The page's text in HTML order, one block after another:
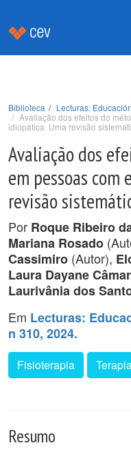
Biblioteca
Lecturas:
Avaliação dos efeitos do
idiopática. Uma revisão
Avaliação dos
em pessoas com
revisão
Por Roque Ribeiro
Mariana Rosado
Cassimiro (Autor),
Laura Dayane
Laurivânia dos
Em Lecturas:
n 310, 2024.
Fisioterapia
Resumo